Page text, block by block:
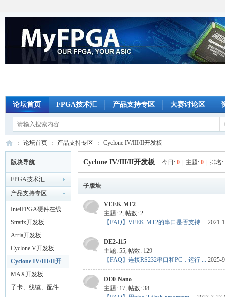
论坛首页 FPGA技术汇 产品支持专区 大赛讨论区
M
yF
»
论坛首页
›
产品支持专区
›
Cyclone IV/III/II开发板
版块导航
FPGA技术汇
产品支持专区
IntelFPGA硬件在线
实验云平台
Stratix开发板
Arria开发板
Cyclone V开发板
Cyclone IV/III/II开
发板
MAX开发板
子卡、线缆、配件
Cyclone IV/III/II开发板 今日: 0 主题: 0 排名:
子版块
VEEK-MT2
主题: 2, 帖数: 2
【FAQ】VEEK-MT2的串口是否支持 ... 2021-
DE2-115
主题: 55, 帖数: 129
【FAQ】连接RS232串口和PC，运行 ... 2025-
DE0-Nano
主题: 17, 帖数: 38